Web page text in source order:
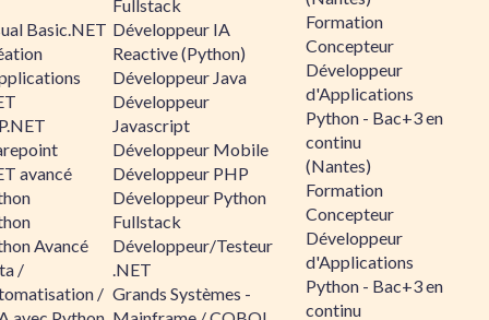
Basic.NET
avancé
Avancé
/
/
Fullstack
Développeur IA
Reactive (Python)
Développeur Java
Développeur
Javascript
Développeur Mobile
Développeur PHP
Développeur Python
Fullstack
Développeur/Testeur
.NET
Grands Systèmes -
Formation
Concepteur
Développeur
d'Applications
Python - Bac+3 en
continu
(Nantes)
Formation
Concepteur
Développeur
d'Applications
Python - Bac+3 en
continu